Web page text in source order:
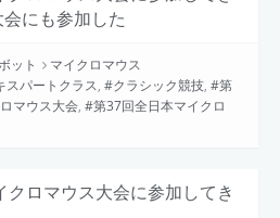
にも参加した
ット
マイクロマウス
スパートクラス, クラシック競技,
第
マウス大会,
第37回全日本マイクロ
クロマウス大会に参加してき